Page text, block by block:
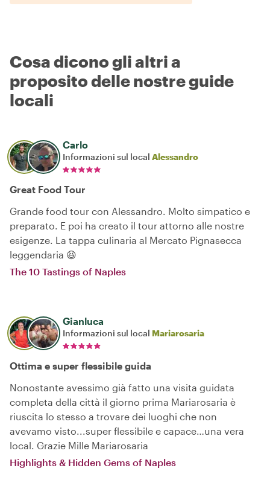
Cosa dicono gli altri a
proposito delle nostre guide
locali
Carlo
Informazioni sul local Alessandro
Great Food Tour
Grande food tour con Alessandro. Molto simpatico e
preparato. E poi ha creato il tour attorno alle nostre
esigenze. La tappa culinaria al Mercato Pignasecca
leggendaria 😆
The 10 Tastings of Naples
Gianluca
Informazioni sul local Mariarosaria
Ottima e super flessibile guida
Nonostante avessimo già fatto una visita guidata
completa della città il giorno prima Mariarosaria è
riuscita lo stesso a trovare dei luoghi che non
avevamo visto...super flessibile e capace…una vera
local. Grazie Mille Mariarosaria
Highlights & Hidden Gems of Naples